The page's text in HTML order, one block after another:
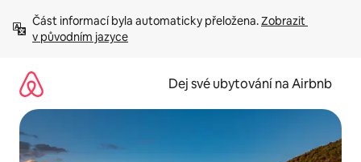
obsah
Část informací byla automaticky přeložena. Zobrazit
v původním jazyce
Dej své ubytování na Airbnb